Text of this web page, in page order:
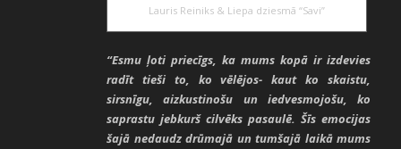
Lauris Reiniks & Liepa dziesmā “Savi”
“Esmu ļoti priecīgs, ka mums kopā ir izdevies
radīt tieši to, ko vēlējos- kaut ko skaistu,
sirsnīgu, aizkustinošu un iedvesmojošu, ko
saprastu jebkurš cilvēks pasaulē. Šīs emocijas
šajā nedaudz drūmajā un tumšajā laikā mums